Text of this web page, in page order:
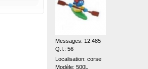
Messages: 12.485
Q.I.: 56
Localisation: corse
Modèle: 500L